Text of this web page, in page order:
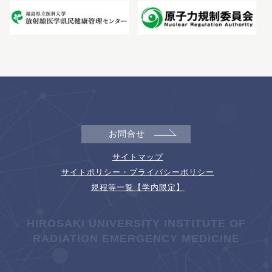
お問合せ
サイトマップ
サイトポリシー・プライバシーポリシー
規程等一覧【学内限定】
HIROSAKI UNIVERSITY INSTITUTE OF
RADIATION EMERGENCY MEDICINE